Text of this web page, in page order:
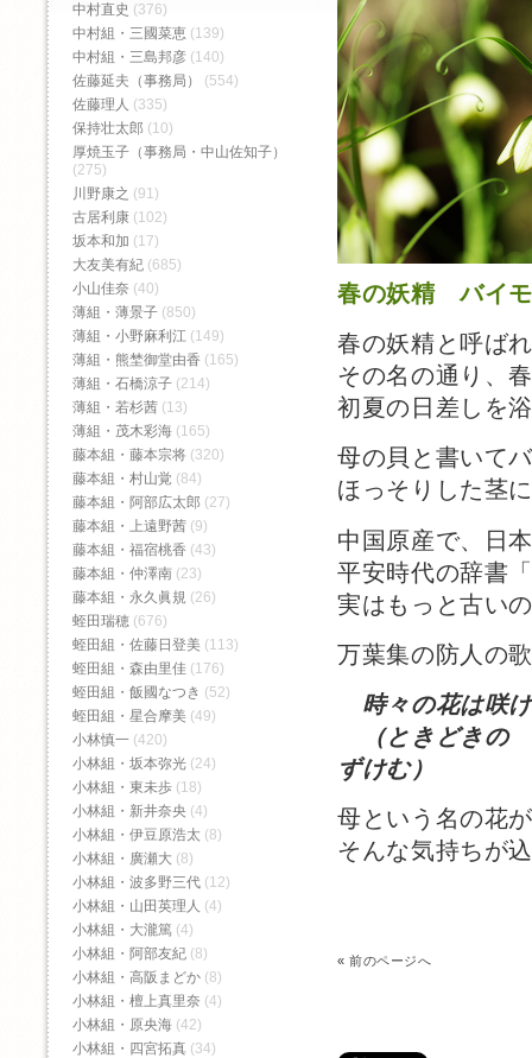
春の妖精 バイ
春の妖精と呼ば
その名の通り、
初夏の日差しを
母の貝と書いて
ほっそりした茎
中国原産で、日
平安時代の辞書
実はもっと古い
万葉集の防人の
時々の花は咲
（ときどきの
ずけむ）
母という名の花
そんな気持ちが
«前のページへ
中村直史 (376)
中村組・三國菜恵 (139)
中村組・三島邦彦 (140)
佐藤延夫（事務局）
(554)
佐藤理人 (335)
保持壮太郎 (10)
厚焼玉子（事務局・中山佐知子）
(275)
川野康之 (91)
古居利康 (102)
坂本和加 (17)
大友美有紀 (685)
小山佳奈 (40)
薄組・薄景子 (850)
薄組・小野麻利江 (149)
薄組・熊埜御堂由香 (165)
薄組・石橋涼子 (214)
薄組・若杉茜 (13)
薄組・茂木彩海 (165)
藤本組・藤本宗将 (320)
藤本組・村山覚 (84)
藤本組・阿部広太郎 (27)
藤本組・上遠野茜 (9)
藤本組・福宿桃香‬ (43)
藤本組・仲澤南 (23)
藤本組・永久眞規 (26)
蛭田瑞穂 (676)
蛭田組・佐藤日登美 (113)
蛭田組・森由里佳 (176)
蛭田組・飯國なつき (52)
蛭田組・星合摩美 (49)
小林慎一 (420)
小林組・坂本弥光 (24)
小林組・東未歩 (18)
小林組・新井奈央 (4)
小林組・伊豆原浩太 (8)
小林組・廣瀬大 (8)
小林組・波多野三代 (12)
小林組・山田英理人 (4)
小林組・大瀧篤 (4)
小林組・阿部友紀 (8)
小林組・高阪まどか (8)
小林組・檀上真里奈 (4)
小林組・原央海 (42)
小林組・四宮拓真 (34)